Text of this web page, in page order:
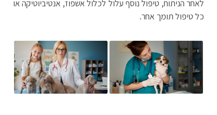
לאחר הניתוח, טיפול נוסף עלול לכלול אשפוז, אנטיביוטיקה או
כל טיפול תומך אחר.